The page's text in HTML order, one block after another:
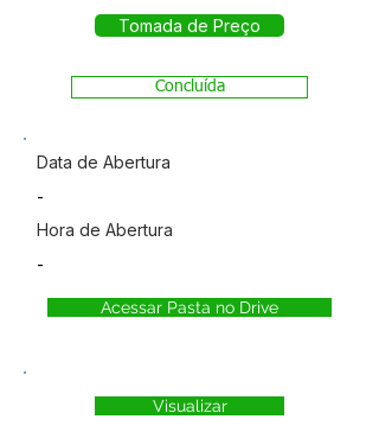
Tomada de Preço
Concluída
Data de Abertura
-
Hora de Abertura
-
Acessar Pasta no Drive
Visualizar